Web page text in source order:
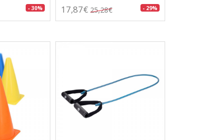
- 30% 17,87€ 25,28€ - 29%